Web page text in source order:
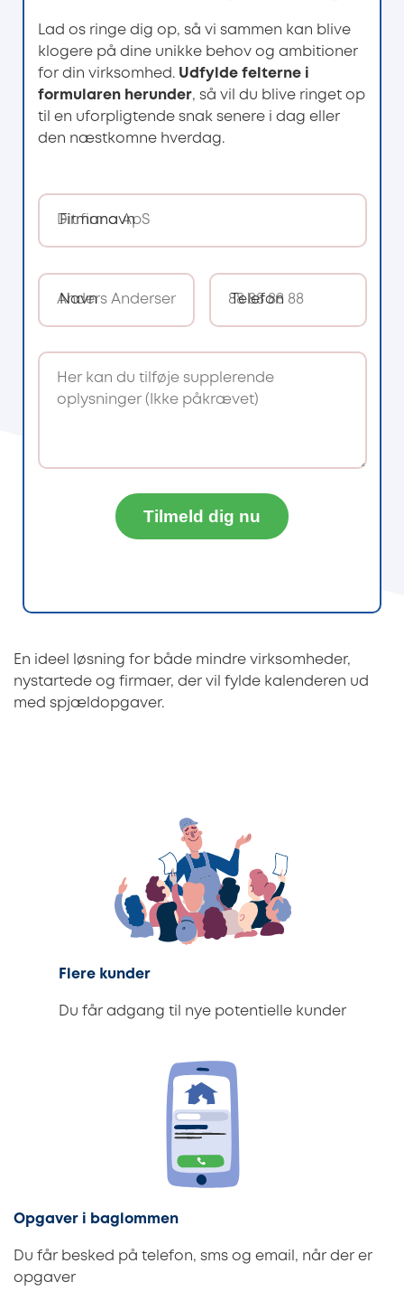
Lad os ringe dig op, så vi sammen kan blive
klogere på dine unikke behov og ambitioner
for din virksomhed. Udfylde felterne i
formularen herunder, så vil du blive ringet op
til en uforpligtende snak senere i dag eller
den næstkomne hverdag.
Firmanavn
Navn Telefon
Tilmeld dig nu
En ideel løsning for både mindre virksomheder,
nystartede og firmaer, der vil fylde kalenderen ud
med spjældopgaver.
Flere kunder
Du får adgang til nye potentielle kunder
Opgaver i baglommen
Du får besked på telefon, sms og email, når der er
opgaver